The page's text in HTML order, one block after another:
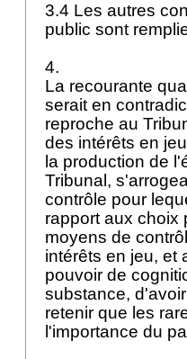
3.4 Les autres
public sont
4.
La recourante
serait en
reproche au
des intérêts en
la production de
Tribunal,
contrôle pour
rapport aux choix
moyens de
intérêts en jeu, et
pouvoir de
substance,
retenir que les
l'importance du